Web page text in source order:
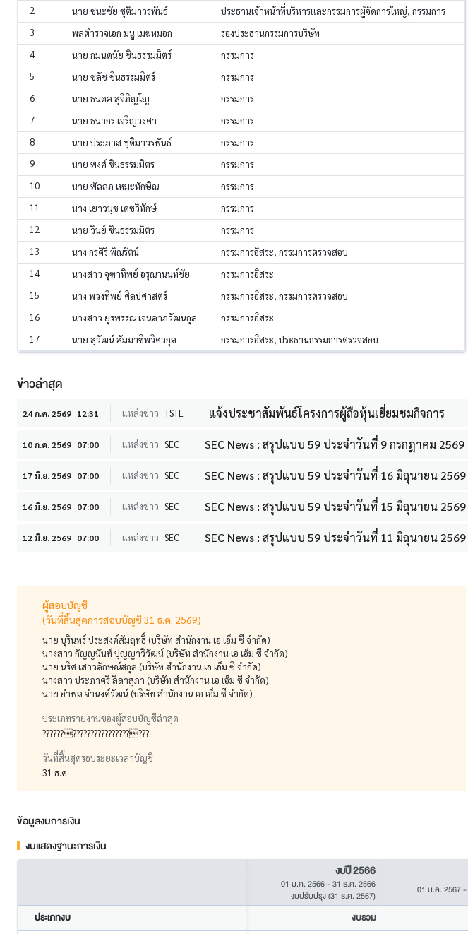
2
นาย ชนะชัย ชุติมาวรพันธ์
ประธานเจ้าหน้าที่บริหารและกรรมการผู้จัดการใหญ่, กรรมการ
3
พลตำรวจเอก มนู เมฆหมอก
รองประธานกรรมการบริษัท
4
นาย กมนดนัย ชินธรรมมิตร์
กรรมการ
5
นาย ชลัช ชินธรรมมิตร์
กรรมการ
6
นาย ธนดล สุจิภิญโญ
กรรมการ
7
นาย ธนากร เจริญวงศา
กรรมการ
8
นาย ประภาส ชุติมาวรพันธ์
กรรมการ
9
นาย พงศ์ ชินธรรมมิตร
กรรมการ
10
นาย พัลลภ เหมะทักษิณ
กรรมการ
11
นาง เยาวนุช เดชวิทักษ์
กรรมการ
12
นาย วินย์ ชินธรรมมิตร
กรรมการ
13
นาง กรศิริ พิณรัตน์
กรรมการอิสระ, กรรมการตรวจสอบ
14
นางสาว จุฑาทิพย์ อรุณานนท์ชัย
กรรมการอิสระ
15
นาง พวงทิพย์ ศิลปศาสตร์
กรรมการอิสระ, กรรมการตรวจสอบ
16
นางสาว ยุรพรรณ เจนลาภวัฒนกุล
กรรมการอิสระ
17
นาย สุวัฒน์ สัมมาชีพวิศวกุล กรรมการอิสระ, ประธานกรรมการตรวจสอบ
ข่าวล่าสุด
24 ก.ค. 2569 12:31 แหล่งข่าว TSTE แจ้งประชาสัมพันธ์โครงการผู้ถือหุ้นเยี่ยมชมกิจการ
10 ก.ค. 2569 07:00 แหล่งข่าว SEC SEC News : สรุปแบบ 59 ประจำวันที่ 9 กรกฎาคม 2569
17 มิ.ย. 2569 07:00 แหล่งข่าว SEC SEC News : สรุปแบบ 59 ประจำวันที่ 16 มิถุนายน 2569
16 มิ.ย. 2569 07:00 แหล่งข่าว SEC SEC News : สรุปแบบ 59 ประจำวันที่ 15 มิถุนายน 2569
12 มิ.ย. 2569 07:00 แหล่งข่าว SEC SEC News : สรุปแบบ 59 ประจำวันที่ 11 มิถุนายน 2569
ผู้สอบบัญชี
(วันที่สิ้นสุดการสอบบัญชี 31 ธ.ค. 2569)
นาย บุรินทร์ ประสงค์สัมฤทธิ์ (บริษัท สำนักงาน เอ เอ็ม ซี จำกัด)
นางสาว กัญญนันท์ ปุญญาวิวัฒน์ (บริษัท สำนักงาน เอ เอ็ม ซี จำกัด)
นาย นริศ เสาวลักษณ์สกุล (บริษัท สำนักงาน เอ เอ็ม ซี จำกัด)
นางสาว ประภาศรี ลีลาสุภา (บริษัท สำนักงาน เอ เอ็ม ซี จำกัด)
นาย อำพล จำนงค์วัฒน์ (บริษัท สำนักงาน เอ เอ็ม ซี จำกัด)
ประเภทรายงานของผู้สอบบัญชีล่าสุด
?????????????????????????
วันที่สิ้นสุดรอบระยะเวลาบัญชี
31 ธ.ค.
ข้อมูลงบการเงิน
งบแสดงฐานะการเงิน
งบปี 2566
01 ม.ค. 2566-31 ธ.ค. 2566
งบปรับปรุง(31 ธ.ค. 2567) 01 ม.ค. 2567-
ประเภทงบ งบรวม